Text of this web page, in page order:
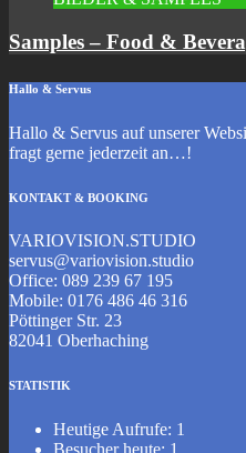
Samples – Food &
Hallo & Servus
Hallo & Servus auf unserer
fragt gerne jederzeit an…!
KONTAKT & BOOKING
VARIOVISION.STUDIO
servus@variovision.studio
Office: 089 239 67 195
Mobile: 0176 486 46 316
Pöttinger Str. 23
82041 Oberhaching
STATISTIK
Heutige Aufrufe: 1